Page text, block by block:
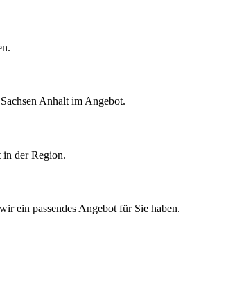
Anhalt im Angebot.
der Region.
ein passendes Angebot für Sie haben.